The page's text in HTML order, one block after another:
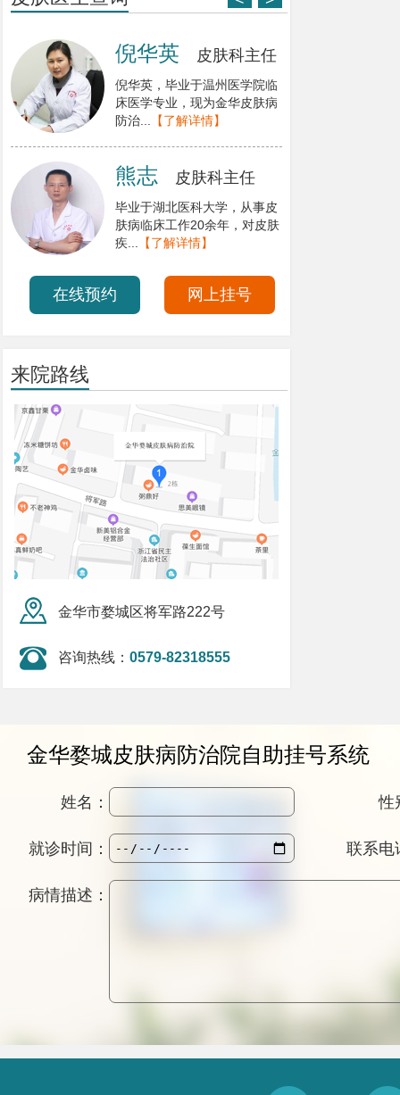
倪华英 皮肤科主任
倪华英，毕业于温州医学院临
床医学专业，现为金华皮肤病
防治... 【了解详情】
熊志 皮肤科主任
毕业于湖北医科大学，从事皮
肤病临床工作20余年，对皮肤
疾... 【了解详情】
在线预约 网上挂号
来院路线
金华市婺城区将军路222号
咨询热线： 0579-82318555
金华婺城皮肤病防治院自助挂号系统
姓名： 性
就诊时间： 联系电
病情描述：